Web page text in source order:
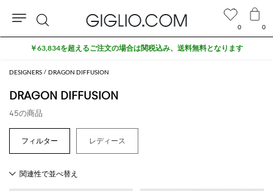
DESIGNERS DRAGON DIFFUSION
DRAGON DIFFUSION
45の商品
レディース
0 0
検
索
￥63,834を超えるご注文の場合は関税込み、送料無料となります